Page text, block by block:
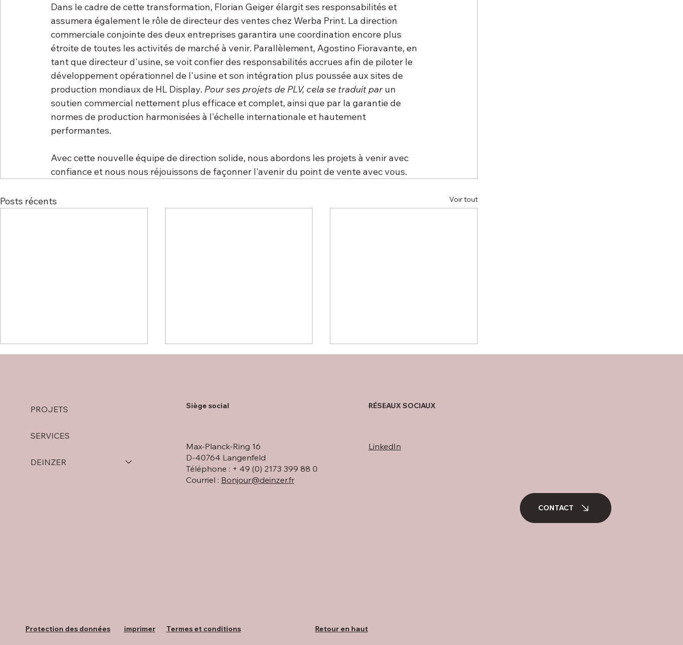
Dans le cadre de cette transformation, Florian Geiger élargit ses responsabilités et
assumera également le rôle de directeur des ventes chez Werba Print. La direction
commerciale conjointe des deux entreprises garantira une coordination encore plus
étroite de toutes les activités de marché à venir. Parallèlement, Agostino Fioravante, en
tant que directeur d'usine, se voit confier des responsabilités accrues afin de piloter le
développement opérationnel de l'usine et son intégration plus poussée aux sites de
production mondiaux de HL Display. Pour ses projets de PLV, cela se traduit par un
soutien commercial nettement plus efficace et complet, ainsi que par la garantie de
normes de production harmonisées à l'échelle internationale et hautement
performantes.
Avec cette nouvelle équipe de direction solide, nous abordons les projets à venir avec
confiance et nous nous réjouissons de façonner l'avenir du point de vente avec vous.
Posts récents Voir tout
Deinzer à FIBO avec ESN et
PROJETS
SERVICES
DEINZER
Siège social
Max-Planck-Ring 16
D-40764 Langenfeld
Téléphone : + 49 (0) 2173 399 88 0
Courriel : Bonjour@deinzer.fr
RÉSEAUX SOCIAUX
LinkedIn
CONTACT
Protection des données imprimer Termes et conditions Retour en haut